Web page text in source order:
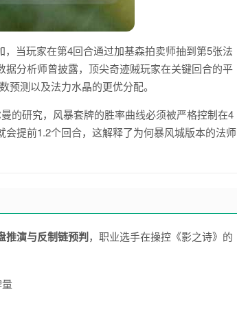
当玩家在第4回合通过加基森拍卖师抽到第5张法
分析师曾披露，顶尖奇迹贼玩家在关键回合的平
测以及法力水晶的更优分配。
的研究，风暴套牌的胜率曲线必须被严格控制在4
提前1.2个回合，这解释了为何暴风城版本的法师
推演与反制链预判，职业选手在操控《影之诗》的